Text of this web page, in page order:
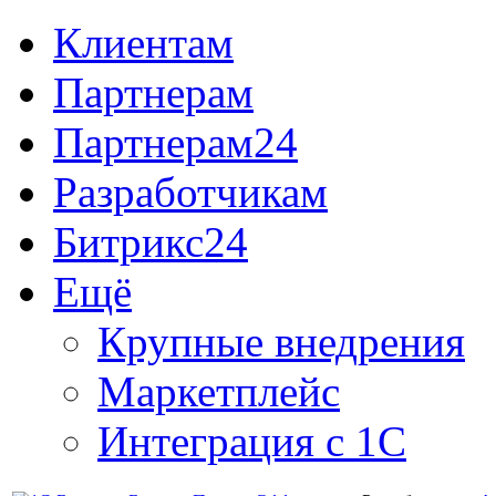
Клиентам
Партнерам
Партнерам24
Разработчикам
Битрикс24
Ещё
Крупные внедрения
Маркетплейс
Интеграция с 1С